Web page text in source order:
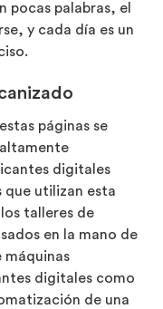
pocas palabras, el
y cada día es un
páginas se
digitales
que utilizan esta
talleres de
en la mano de
máquinas
digitales como
de una